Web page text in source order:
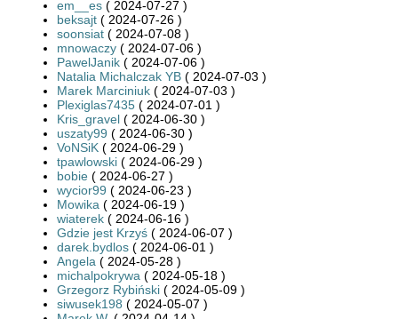
em__es ( 2024-07-27 )
beksajt ( 2024-07-26 )
soonsiat ( 2024-07-08 )
mnowaczy ( 2024-07-06 )
PawelJanik ( 2024-07-06 )
Natalia Michalczak YB ( 2024-07-03 )
Marek Marciniuk ( 2024-07-03 )
Plexiglas7435 ( 2024-07-01 )
Kris_gravel ( 2024-06-30 )
uszaty99 ( 2024-06-30 )
VoNSiK ( 2024-06-29 )
tpawlowski ( 2024-06-29 )
bobie ( 2024-06-27 )
wycior99 ( 2024-06-23 )
Mowika ( 2024-06-19 )
wiaterek ( 2024-06-16 )
Gdzie jest Krzyś ( 2024-06-07 )
darek.bydlos ( 2024-06-01 )
Angela ( 2024-05-28 )
michalpokrywa ( 2024-05-18 )
Grzegorz Rybiński ( 2024-05-09 )
siwusek198 ( 2024-05-07 )